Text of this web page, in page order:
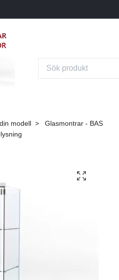
modell
Glasmontrar - BAS